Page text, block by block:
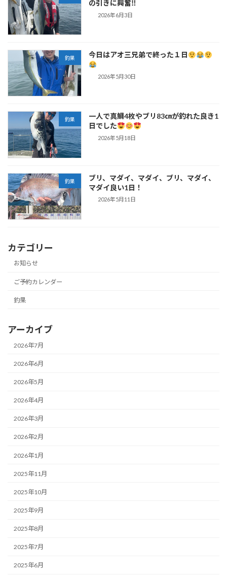
の引きに興奮‼
2026年6月3日
釣果 今日はアオ三兄弟で終った１日
2026年5月30日
釣果
一人で真鯛4枚やブリ83㎝が釣れた良き1
日でした
2026年5月18日
釣果
ブリ、マダイ、マダイ、ブリ、マダイ、
マダイ良い1日！
2026年5月11日
カテゴリー
お知らせ
ご予約カレンダー
釣果
アーカイブ
2026年7月
2026年6月
2026年5月
2026年4月
2026年3月
2026年2月
2026年1月
2025年11月
2025年10月
2025年9月
2025年8月
2025年7月
2025年6月